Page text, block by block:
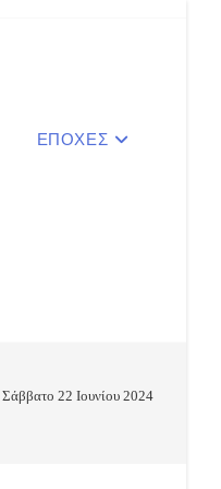
ΕΠΟΧΕΣ
22 Ιουνίου 2024